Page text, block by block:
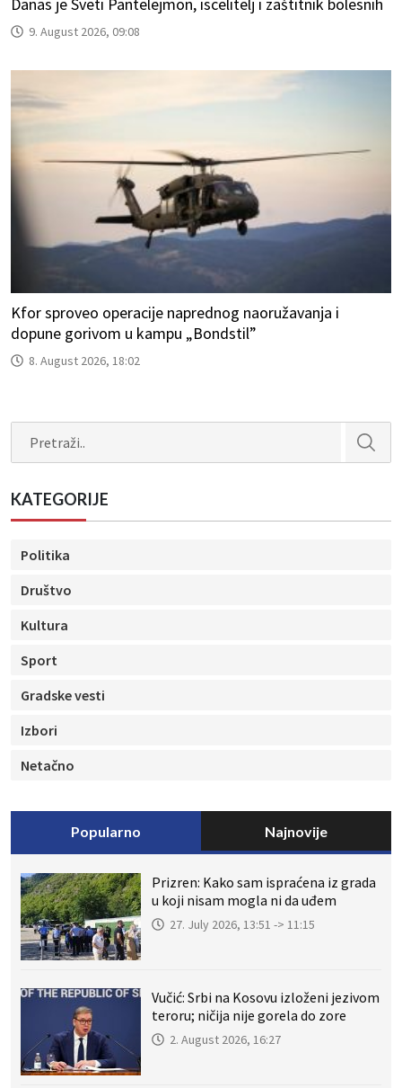
Danas je Sveti Pantelejmon, iscelitelj i zaštitnik bolesnih
9. August 2026, 09:08
Kfor sproveo operacije naprednog naoružavanja i
dopune gorivom u kampu „Bondstil”
8. August 2026, 18:02
KATEGORIJE
Politika
Društvo
Kultura
Sport
Gradske vesti
Izbori
Netačno
Popularno Najnovije
Prizren: Kako sam ispraćena iz grada
u koji nisam mogla ni da uđem
27. July 2026, 13:51 -> 11:15
Vučić: Srbi na Kosovu izloženi jezivom
teroru; ničija nije gorela do zore
2. August 2026, 16:27